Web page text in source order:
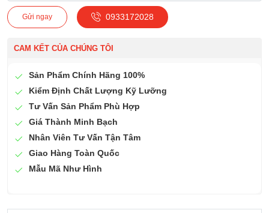
Gửi ngay 0933172028
CAM KẾT CỦA CHÚNG TÔI
Sản Phẩm Chính Hãng 100%
Kiểm Định Chất Lượng Kỹ Lưỡng
Tư Vấn Sản Phẩm Phù Hợp
Giá Thành Minh Bạch
Nhân Viên Tư Vấn Tận Tâm
Giao Hàng Toàn Quốc
Mẫu Mã Như Hình